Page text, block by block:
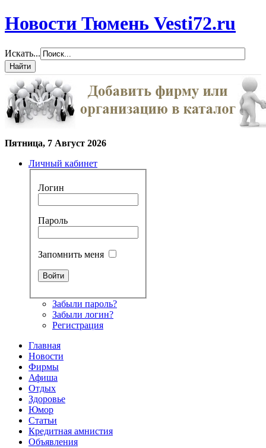
Новости Тюмень Vesti72.ru
Искать...
Пятница, 7 Август 2026
Личный кабинет
Логин
Пароль
Запомнить меня
Забыли пароль?
Забыли логин?
Регистрация
Главная
Новости
Фирмы
Афиша
Отдых
Здоровье
Юмор
Статьи
Кредитная амнистия
Объявления